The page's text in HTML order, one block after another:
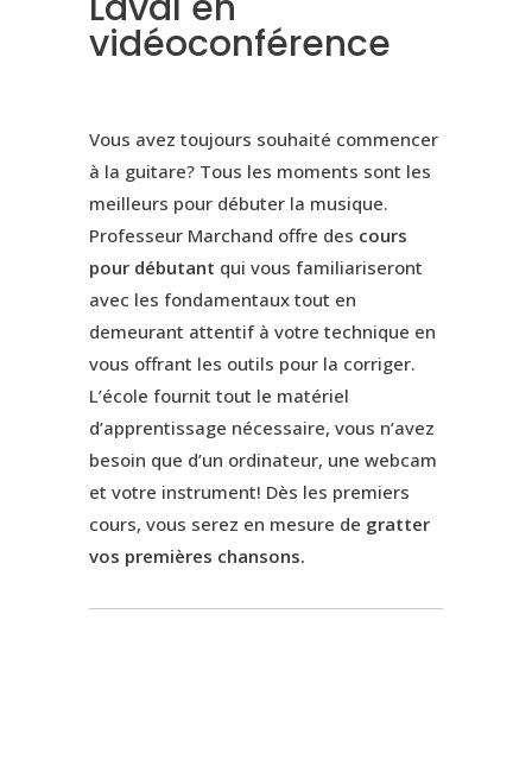
vidéoconférence
Vous avez toujours souhaité commencer
à la guitare? Tous les moments sont les
meilleurs pour débuter la musique.
Professeur Marchand offre des cours
pour débutant qui vous familiariseront
avec les fondamentaux tout en
demeurant attentif à votre technique en
vous offrant les outils pour la corriger.
L’école fournit tout le matériel
d’apprentissage nécessaire, vous n’avez
besoin que d’un ordinateur, une webcam
et votre instrument! Dès les premiers
cours, vous serez en mesure de gratter
vos premières chansons.